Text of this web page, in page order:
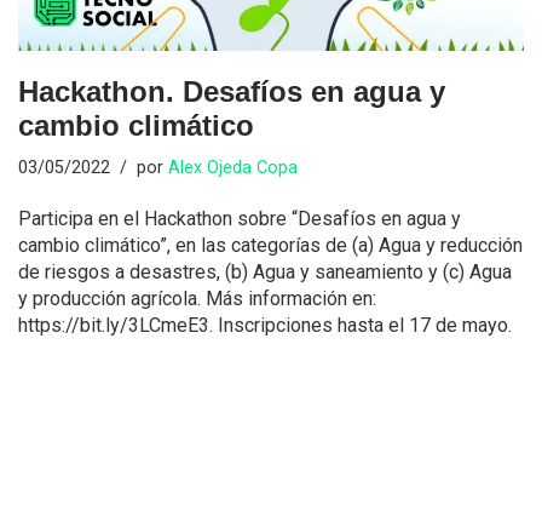
Hackathon. Desafíos en agua y
cambio climático
03/05/2022 por Alex Ojeda Copa
Participa en el Hackathon sobre “Desafíos en agua y
cambio climático”, en las categorías de (a) Agua y reducción
de riesgos a desastres, (b) Agua y saneamiento y (c) Agua
y producción agrícola. Más información en:
https://bit.ly/3LCmeE3. Inscripciones hasta el 17 de mayo.